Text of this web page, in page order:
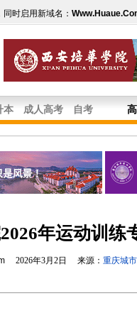
时启用新域名：
本 成人高考 自考
年运动训练
2026年3月2日 来源： 重庆城